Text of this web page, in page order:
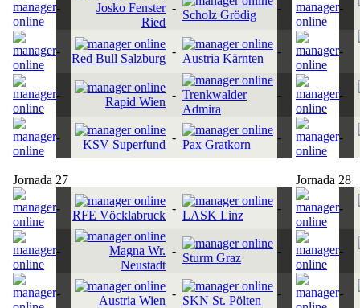
-
Josko Fenster
Ried
-
Scholz Grödig
- -
-
Red Bull Salzburg
-
Austria Kärnten
- -
-
Rapid Wien
- Trenkwalder
Admira
- -
-
KSV Superfund
-
Pax Gratkorn
- -
Jornada 27 Jornada 28
-
RFE Vöcklabruck
-
LASK Linz
- -
-
Magna Wr.
Neustadt
-
Sturm Graz
- -
-
Austria Wien
-
SKN St. Pölten
- -